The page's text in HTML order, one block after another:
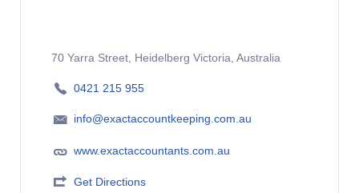
70 Yarra Street, Heidelberg Victoria, Australia
0421 215 955
info@exactaccountkeeping.com.au
www.exactaccountants.com.au
Get Directions